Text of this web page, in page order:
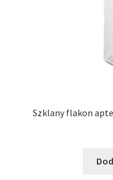
Szklany flakon